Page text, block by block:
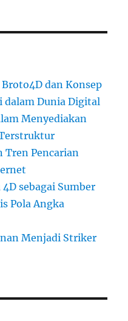
dan Konsep
dalam Dunia Digital
Menyediakan
Tren Pencarian
sebagai Sumber
Pola Angka
Menjadi Striker